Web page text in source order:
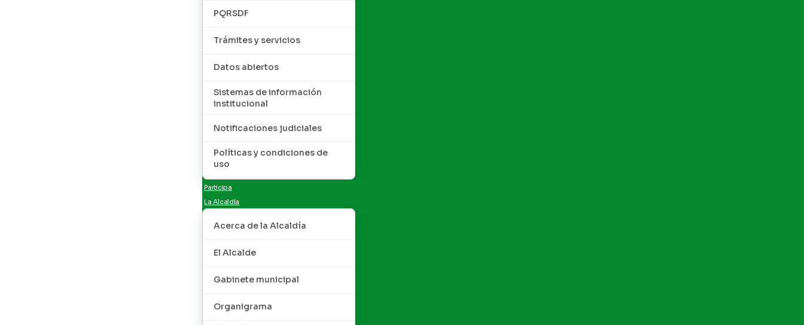
PQRSDF
Trámites y servicios
Datos abiertos
Sistemas de información
institucional
Notificaciones judiciales
Políticas y condiciones de
uso
Participa
La Alcaldía
Acerca de la Alcaldía
El Alcalde
Gabinete municipal
Organigrama